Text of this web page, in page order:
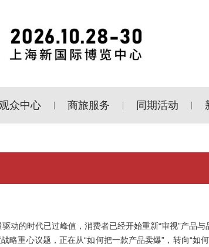
观众中心 商旅服务 同期活动
的时代已过峰值，消费者已经开始重新“审视”产品与
略重心议题，正在从“如何把一款产品卖爆”，转向“如